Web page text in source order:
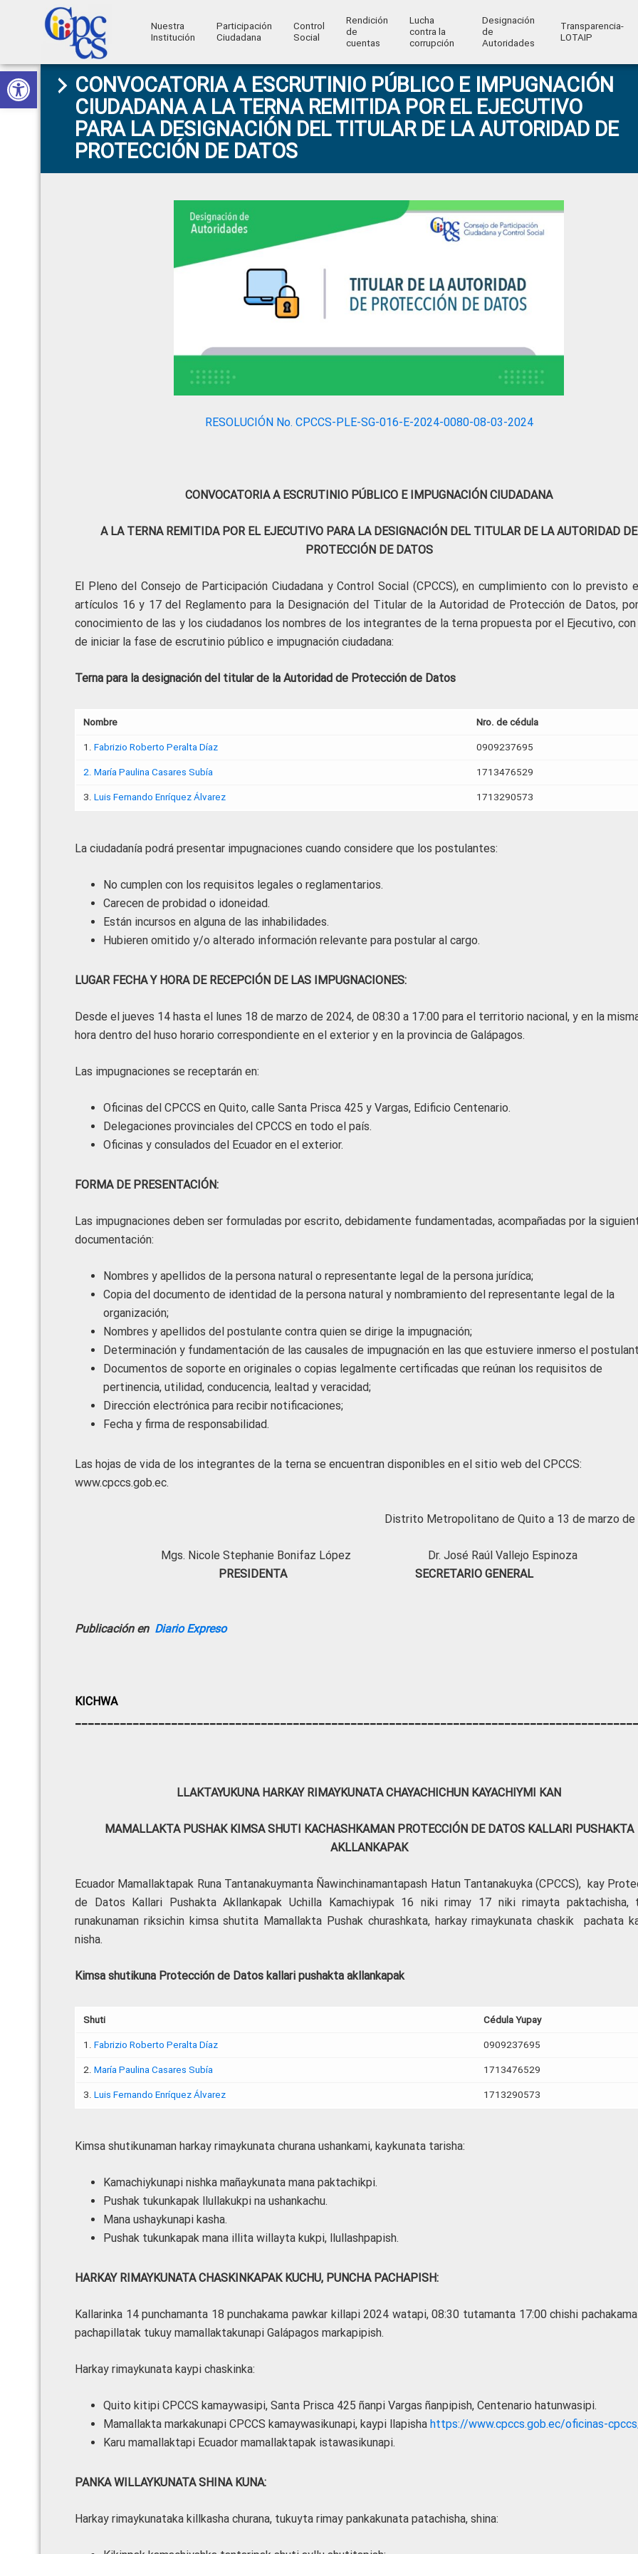
Abrir barra de herramientas
Skip
to
primary
Skip
to
main
Skip
to
primary
Skip
to
footer
Consejo
de
Participación
Ciudadana
y
Construyendo
Poder
Ciudadano
Nuestra
Institución
Participación
Ciudadana
Control
Social
Rendición
de
cuentas
Lucha
contra la
corrupción
Designación
de
Autoridades
Transparencia-
LOTAIP
CONVOCATORIA A ESCRUTINIO PÚBLICO E IMPUGNACIÓN
CIUDADANA A LA TERNA REMITIDA POR EL EJECUTIVO
PARA LA DESIGNACIÓN DEL TITULAR DE LA AUTORIDAD DE
PROTECCIÓN DE DATOS
RESOLUCIÓN No. CPCCS-PLE-SG-016-E-2024-0080-08-03-2024
CONVOCATORIA A ESCRUTINIO PÚBLICO E IMPUGNACIÓN CIUDADANA
A LA TERNA REMITIDA POR EL EJECUTIVO PARA LA DESIGNACIÓN DEL TITULAR DE LA AUTORIDAD DE
PROTECCIÓN DE DATOS
El Pleno del Consejo de Participación Ciudadana y Control Social (CPCCS), en cumplimiento con lo previsto
artículos 16 y 17 del Reglamento para la Designación del Titular de la Autoridad de Protección de Datos,
conocimiento de las y los ciudadanos los nombres de los integrantes de la terna propuesta por el Ejecutivo,
de iniciar la fase de escrutinio público e impugnación ciudadana:
Terna para la designación del titular de la Autoridad de Protección de Datos
Nombre Nro. de cédula
1. Fabrizio Roberto Peralta Díaz 0909237695
2. María Paulina Casares Subía 1713476529
3. Luis Fernando Enríquez Álvarez 1713290573
La ciudadanía podrá presentar impugnaciones cuando considere que los postulantes:
No cumplen con los requisitos legales o reglamentarios.
Carecen de probidad o idoneidad.
Están incursos en alguna de las inhabilidades.
Hubieren omitido y/o alterado información relevante para postular al cargo.
LUGAR FECHA Y HORA DE RECEPCIÓN DE LAS IMPUGNACIONES:
Desde el jueves 14 hasta el lunes 18 de marzo de 2024, de 08:30 a 17:00 para el territorio nacional, y en la
hora dentro del huso horario correspondiente en el exterior y en la provincia de Galápagos.
Las impugnaciones se receptarán en:
Oficinas del CPCCS en Quito, calle Santa Prisca 425 y Vargas, Edificio Centenario.
Delegaciones provinciales del CPCCS en todo el país.
Oficinas y consulados del Ecuador en el exterior.
FORMA DE PRESENTACIÓN:
Las impugnaciones deben ser formuladas por escrito, debidamente fundamentadas, acompañadas por la
documentación:
Nombres y apellidos de la persona natural o representante legal de la persona jurídica;
Copia del documento de identidad de la persona natural y nombramiento del representante legal de la
organización;
Nombres y apellidos del postulante contra quien se dirige la impugnación;
Determinación y fundamentación de las causales de impugnación en las que estuviere inmerso el
Documentos de soporte en originales o copias legalmente certificadas que reúnan los requisitos de
pertinencia, utilidad, conducencia, lealtad y veracidad;
Dirección electrónica para recibir notificaciones;
Fecha y firma de responsabilidad.
Las hojas de vida de los integrantes de la terna se encuentran disponibles en el sitio web del CPCCS:
www.cpccs.gob.ec.
Distrito Metropolitano de Quito a 13 de marzo de
Mgs. Nicole Stephanie Bonifaz López Dr. José Raúl Vallejo Espinoza
PRESIDENTA SECRETARIO GENERAL
Publicación en Diario Expreso
KICHWA
LLAKTAYUKUNA HARKAY RIMAYKUNATA CHAYACHICHUN KAYACHIYMI KAN
MAMALLAKTA PUSHAK KIMSA SHUTI KACHASHKAMAN PROTECCIÓN DE DATOS KALLARI PUSHAKTA
AKLLANKAPAK
Ecuador Mamallaktapak Runa Tantanakuymanta Ñawinchinamantapash Hatun Tantanakuyka (CPCCS), kay
de Datos Kallari Pushakta Akllankapak Uchilla Kamachiypak 16 niki rimay 17 niki rimayta paktachisha,
runakunaman riksichin kimsa shutita Mamallakta Pushak churashkata, harkay rimaykunata chaskik pachata
nisha.
Kimsa shutikuna Protección de Datos kallari pushakta akllankapak
Shuti Cédula Yupay
1. Fabrizio Roberto Peralta Díaz 0909237695
2. María Paulina Casares Subía 1713476529
3. Luis Fernando Enríquez Álvarez 1713290573
Kimsa shutikunaman harkay rimaykunata churana ushankami, kaykunata tarisha:
Kamachiykunapi nishka mañaykunata mana paktachikpi.
Pushak tukunkapak llullakukpi na ushankachu.
Mana ushaykunapi kasha.
Pushak tukunkapak mana illita willayta kukpi, llullashpapish.
HARKAY RIMAYKUNATA CHASKINKAPAK KUCHU, PUNCHA PACHAPISH:
Kallarinka 14 punchamanta 18 punchakama pawkar killapi 2024 watapi, 08:30 tutamanta 17:00 chishi
pachapillatak tukuy mamallaktakunapi Galápagos markapipish.
Harkay rimaykunata kaypi chaskinka:
Quito kitipi CPCCS kamaywasipi, Santa Prisca 425 ñanpi Vargas ñanpipish, Centenario hatunwasipi.
Mamallakta markakunapi CPCCS kamaywasikunapi, kaypi llapisha https://www.cpccs.gob.ec/oficinas-
Karu mamallaktapi Ecuador mamallaktapak istawasikunapi.
PANKA WILLAYKUNATA SHINA KUNA:
Harkay rimaykunataka killkasha churana, tukuyta rimay pankakunata patachisha, shina: